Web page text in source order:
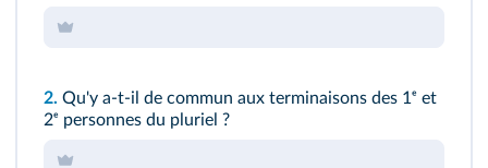
2. Qu'y a-t-il de commun aux terminaisons des 1ᵉ et
2ᵉ personnes du pluriel ?